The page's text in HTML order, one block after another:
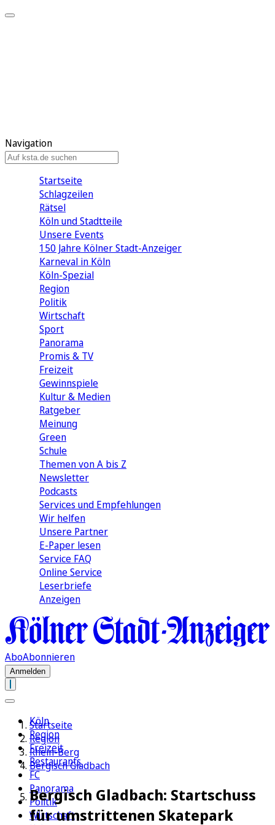
Navigation
Startseite
Schlagzeilen
Rätsel
Köln und Stadtteile
Unsere Events
150 Jahre Kölner Stadt-Anzeiger
Karneval in Köln
Köln-Spezial
Region
Politik
Wirtschaft
Sport
Panorama
Promis & TV
Freizeit
Gewinnspiele
Kultur & Medien
Ratgeber
Meinung
Green
Schule
Themen von A bis Z
Newsletter
Podcasts
Services und Empfehlungen
Wir helfen
Unsere Partner
E-Paper lesen
Service FAQ
Online Service
Leserbriefe
Anzeigen
AboAbonnieren
Anmelden
Köln
Region
Freizeit
Restaurants
FC
Panorama
Politik
Wirtschaft
Startseite
Region
Rhein-Berg
Bergisch Gladbach
Bergisch Gladbach: Startschuss
für umstrittenen Skatepark